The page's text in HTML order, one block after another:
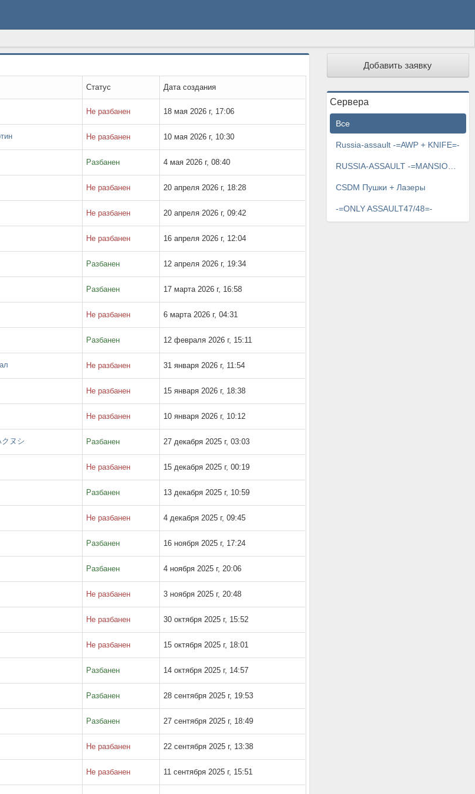
Статус Дата создания
Не разбанен 18 мая 2026 г, 17:06
Не разбанен 10 мая 2026 г, 10:30
Разбанен 4 мая 2026 г, 08:40
Не разбанен 20 апреля 2026 г, 18:28
Не разбанен 20 апреля 2026 г, 09:42
Не разбанен 16 апреля 2026 г, 12:04
Разбанен 12 апреля 2026 г, 19:34
Разбанен 17 марта 2026 г, 16:58
Не разбанен 6 марта 2026 г, 04:31
Разбанен 12 февраля 2026 г, 15:11
Не разбанен 31 января 2026 г, 11:54
Не разбанен 15 января 2026 г, 18:38
Не разбанен 10 января 2026 г, 10:12
ヌシ Разбанен 27 декабря 2025 г, 03:03
Не разбанен 15 декабря 2025 г, 00:19
Разбанен 13 декабря 2025 г, 10:59
Не разбанен 4 декабря 2025 г, 09:45
Разбанен 16 ноября 2025 г, 17:24
Разбанен 4 ноября 2025 г, 20:06
Не разбанен 3 ноября 2025 г, 20:48
Не разбанен 30 октября 2025 г, 15:52
Не разбанен 15 октября 2025 г, 18:01
Разбанен 14 октября 2025 г, 14:57
Разбанен 28 сентября 2025 г, 19:53
Разбанен 27 сентября 2025 г, 18:49
Не разбанен 22 сентября 2025 г, 13:38
Не разбанен 11 сентября 2025 г, 15:51
Добавить заявку
Сервера
Все
Russia-assault -=AWP + KNIFE=-
RUSSIA-ASSAULT -=MANSION=-
CSDM Пушки + Лазеры
-=ONLY ASSAULT47/48=-